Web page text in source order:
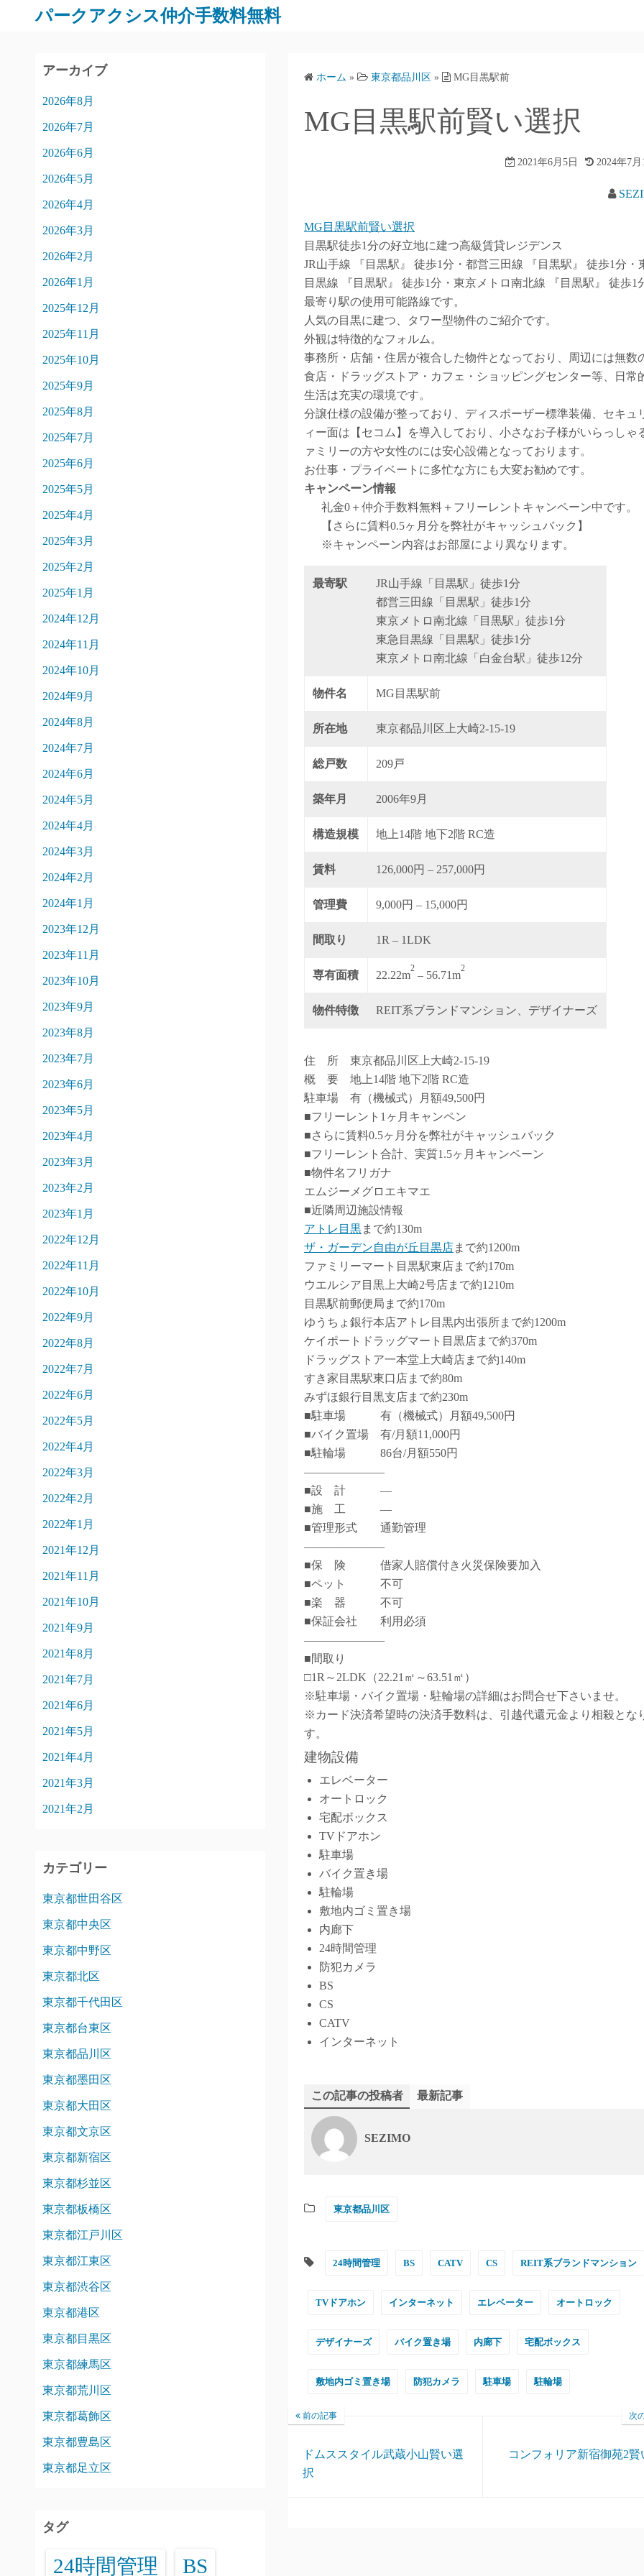
パークアクシス仲介手数料無料
ホーム » 東京都品川区 » MG目黒駅前
MG目黒駅前賢い選択
2021年6月5日 2024年7月
MG目黒駅前賢い選択
目黒駅徒歩1分の好立地に建つ高級賃貸レジデンス
JR山手線 『目黒駅』 徒歩1分・都営三田線 『目黒駅』 徒歩1分・
目黒線 『目黒駅』 徒歩1分・東京メトロ南北線 『目黒駅』 徒歩1
最寄り駅の使用可能路線です。
人気の目黒に建つ、タワー型物件のご紹介です。
外観は特徴的なフォルム。
事務所・店舗・住居が複合した物件となっており、周辺には無数
食店・ドラッグストア・カフェ・ショッピングセンター等、日常
生活は充実の環境です。
分譲仕様の設備が整っており、ディスポーザー標準装備、セキュ
ィー面は【セコム】を導入しており、小さなお子様がいらっしゃ
ァミリーの方や女性のには安心設備となっております。
お仕事・プライベートに多忙な方にも大変お勧めです。
キャンペーン情報
礼金0 ＋仲介手数料無料 ＋ フリーレント キャンペーン中です。
【さらに賃料0.5ヶ月分を弊社がキャッシュバック】
※キャンペーン内容はお部屋により異なります。
最寄駅
JR山手線「目黒駅」徒歩1分
都営三田線「目黒駅」徒歩1分
東京メトロ南北線「目黒駅」徒歩1分
東急目黒線「目黒駅」徒歩1分
東京メトロ南北線「白金台駅」徒歩12分
物件名 MG目黒駅前
所在地 東京都品川区上大崎2-15-19
総戸数 209戸
築年月 2006年9月
構造規模 地上14階 地下2階 RC造
賃料 126,000円 – 257,000円
管理費 9,000円 – 15,000円
間取り 1R – 1LDK
専有面積 22.22m
2
– 56.71m
2
物件特徴 REIT系ブランドマンション、デザイナーズ
住 所 東京都品川区上大崎2-15-19
概 要 地上14階 地下2階 RC造
駐車場 有（機械式）月額49,500円
■フリーレント1ヶ月キャンペン
■さらに賃料0.5ヶ月分を弊社がキャッシュバック
■フリーレント合計、実質1.5ヶ月キャンペーン
■物件名フリガナ
エムジーメグロエキマエ
■近隣周辺施設情報
アトレ目黒まで約130m
ザ・ガーデン自由が丘目黒店まで約1200m
ファミリーマート目黒駅東店まで約170m
ウエルシア目黒上大崎2号店まで約1210m
目黒駅前郵便局まで約170m
ゆうちょ銀行本店アトレ目黒内出張所まで約1200m
ケイポートドラッグマート目黒店まで約370m
ドラッグストア一本堂上大崎店まで約140m
すき家目黒駅東口店まで約80m
みずほ銀行目黒支店まで約230m
■駐車場 有（機械式）月額49,500円
■バイク置場 有/月額11,000円
■駐輪場 86台/月額550円
―――――――
■設 計 ―
■施 工 ―
■管理形式 通勤管理
―――――――
■保 険 借家人賠償付き火災保険要加入
■ペット 不可
■楽 器 不可
■保証会社 利用必須
―――――――
■間取り
□1R～2LDK（22.21㎡～63.51㎡）
※駐車場・バイク置場・駐輪場の詳細はお問合せ下さいませ。
※カード決済希望時の決済手数料は、引越代還元金より相殺とな
す。
建物設備
エレベーター
オートロック
宅配ボックス
TVドアホン
駐車場
バイク置き場
駐輪場
敷地内ゴミ置き場
内廊下
24時間管理
防犯カメラ
BS
CS
CATV
インターネット
この記事の投稿者 最新記事
SEZIMO
東京都品川区
24時間管理 BS CATV CS REIT系ブランドマンション
TVドアホン インターネット エレベーター オートロック
デザイナーズ バイク置き場 内廊下 宅配ボックス
敷地内ゴミ置き場 防犯カメラ 駐車場 駐輪場
前の記事
ドムススタイル武蔵小山賢い選
択
次
コンフォリア新宿御苑2賢
アーカイブ
2026年8月
2026年7月
2026年6月
2026年5月
2026年4月
2026年3月
2026年2月
2026年1月
2025年12月
2025年11月
2025年10月
2025年9月
2025年8月
2025年7月
2025年6月
2025年5月
2025年4月
2025年3月
2025年2月
2025年1月
2024年12月
2024年11月
2024年10月
2024年9月
2024年8月
2024年7月
2024年6月
2024年5月
2024年4月
2024年3月
2024年2月
2024年1月
2023年12月
2023年11月
2023年10月
2023年9月
2023年8月
2023年7月
2023年6月
2023年5月
2023年4月
2023年3月
2023年2月
2023年1月
2022年12月
2022年11月
2022年10月
2022年9月
2022年8月
2022年7月
2022年6月
2022年5月
2022年4月
2022年3月
2022年2月
2022年1月
2021年12月
2021年11月
2021年10月
2021年9月
2021年8月
2021年7月
2021年6月
2021年5月
2021年4月
2021年3月
2021年2月
カテゴリー
東京都世田谷区
東京都中央区
東京都中野区
東京都北区
東京都千代田区
東京都台東区
東京都品川区
東京都墨田区
東京都大田区
東京都文京区
東京都新宿区
東京都杉並区
東京都板橋区
東京都江戸川区
東京都江東区
東京都渋谷区
東京都港区
東京都目黒区
東京都練馬区
東京都荒川区
東京都葛飾区
東京都豊島区
東京都足立区
タグ
24時間管理 BS